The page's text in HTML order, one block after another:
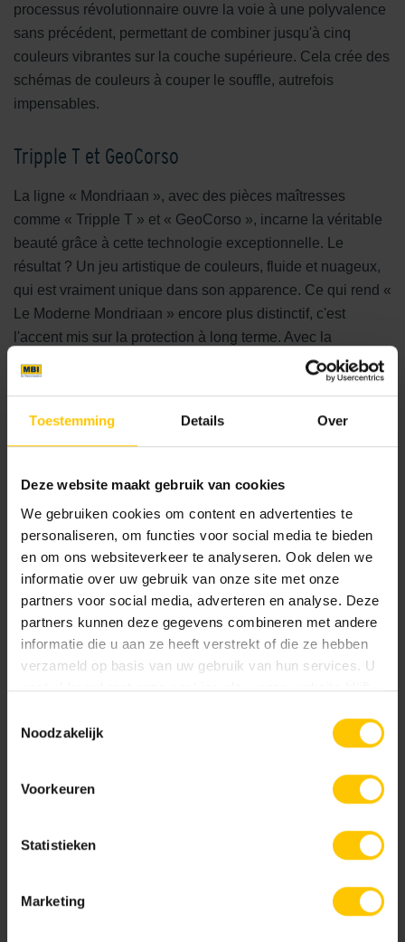
Toestemming Details Over
Deze website maakt gebruik van cookies
We gebruiken cookies om content en advertenties te
personaliseren, om functies voor social media te bieden
en om ons websiteverkeer te analyseren. Ook delen we
informatie over uw gebruik van onze site met onze
partners voor social media, adverteren en analyse. Deze
partners kunnen deze gegevens combineren met andere
informatie die u aan ze heeft verstrekt of die ze hebben
verzameld op basis van uw gebruik van hun services. U
gaat akkoord met onze cookies als u onze website blijft
Noodzakelijk
Voorkeuren
Statistieken
Marketing
processus révolutionnaire ouvre la voie à une polyvalence
sans précédent, permettant de combiner jusqu'à cinq
couleurs vibrantes sur la couche supérieure. Cela crée des
schémas de couleurs à couper le souffle, autrefois
impensables.
Tripple T et GeoCorso
La ligne « Mondriaan », avec des pièces maîtresses
comme « Tripple T » et « GeoCorso », incarne la véritable
beauté grâce à cette technologie exceptionnelle. Le
résultat ? Un jeu artistique de couleurs, fluide et nuageux,
qui est vraiment unique dans son apparence. Ce qui rend «
Le Moderne Mondriaan » encore plus distinctif, c'est
l'accent mis sur la protection à long terme. Avec la
possibilité de doter le pavage décoratif de Protection
Factor 40, une dalle extrêmement facile à entretenir est
scellage spécial qui garantit la durabilité et la conservation
distinctive de « Le Moderne Mondriaan » et apportez-lui
une touche artistique et contemporaine qui dépasse les
normes. Découvrez un monde où le pavage décoratif est
plus que fonctionnel ; c'est une véritable expression d'art et
de style.
Découvrez toute la collection sur notre page de gamme.
Partager le message: